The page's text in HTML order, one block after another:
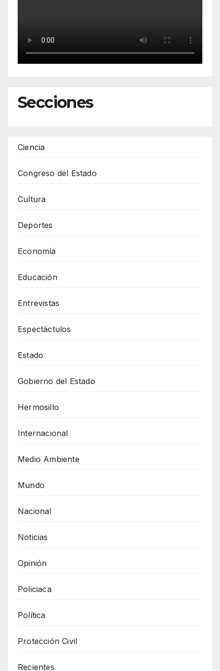
Secciones
Ciencia
Congreso del Estado
Cultura
Deportes
Economía
Educación
Entrevistas
Espectáctulos
Estado
Gobierno del Estado
Hermosillo
Internacional
Medio Ambiente
Mundo
Nacional
Noticias
Opinión
Policiaca
Política
Protección Civil
Recientes